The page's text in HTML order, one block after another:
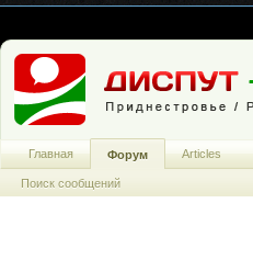
Главная Форум
Поиск сообщений
Articles